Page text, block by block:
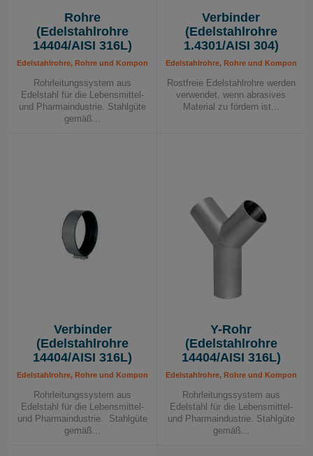
Rohre
(Edelstahlrohre
14404/AISI 316L)
Edelstahlrohre, Rohre und Komponenten, Rohrleitungssystem
Rohrleitungssystem aus
Edelstahl für die Lebensmittel-
und Pharmaindustrie. Stahlgüte
gemäß...
Verbinder
(Edelstahlrohre
1.4301/AISI 304)
Edelstahlrohre, Rohre und
Rostfreie Edelstahlrohre werden
verwendet, wenn abrasives
Material zu fördern ist...
Verbinder
(Edelstahlrohre
14404/AISI 316L)
Edelstahlrohre, Rohre und Komponenten, Rohrleitungssystem
Rohrleitungssystem aus
Edelstahl für die Lebensmittel-
und Pharmaindustrie. Stahlgüte
gemäß...
Y-Rohr
(Edelstahlrohre
14404/AISI 316L)
Edelstahlrohre, Rohre und
Rohrleitungssystem aus
Edelstahl für die Lebensmittel-
und Pharmaindustrie. Stahlgüte
gemäß...